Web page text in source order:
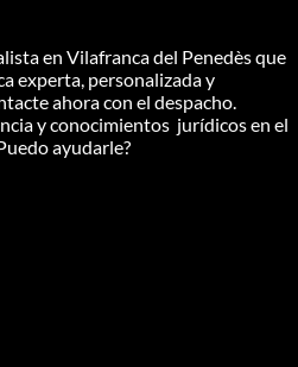
en Vilafranca del Penedès que
experta, personalizada y
ahora con el despacho.
y conocimientos jurídicos en el
ayudarle?